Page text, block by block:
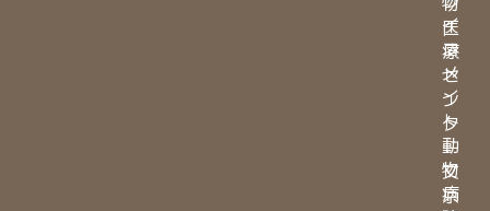
イ
フ
メ
イ
ト
動
物
病
医
療
セ
ン
タ
ー
文
京